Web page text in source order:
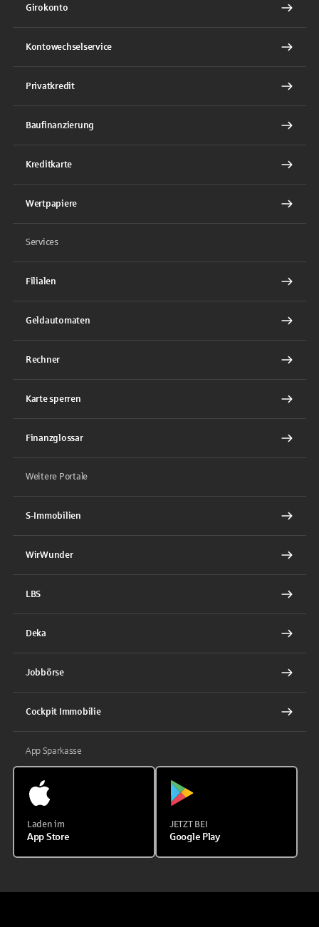
Girokonto
Kontowechselservice
Privatkredit
Baufinanzierung
Kreditkarte
Wertpapiere
Services
Filialen
Geldautomaten
Rechner
Karte sperren
Finanzglossar
Weitere Portale
S-Immobilien
WirWunder
LBS
Deka
Jobbörse
Cockpit Immobilie
App Sparkasse
Laden im
App Store
JETZT BEI
Google Play